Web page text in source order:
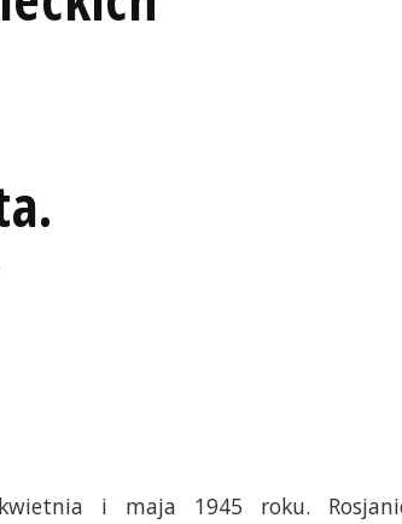
kwietnia i maja 1945 roku.